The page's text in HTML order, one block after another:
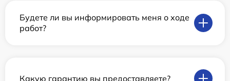
Будете ли вы информировать меня о ходе
работ?
Какую гарантию вы предоставляете?